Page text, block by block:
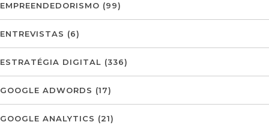
EMPREENDEDORISMO (99)
ENTREVISTAS (6)
ESTRATÉGIA DIGITAL (336)
GOOGLE ADWORDS (17)
GOOGLE ANALYTICS (21)